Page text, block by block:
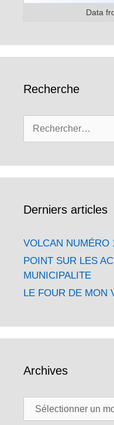
Data
Recherche
Rechercher :
Derniers articles
VOLCAN NUMÉRO
POINT SUR LES
MUNICIPALITE
LE FOUR DE MON
Archives
Archives